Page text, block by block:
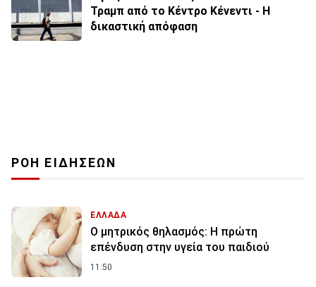
Τραμπ από το Κέντρο Κένεντι - Η
δικαστική απόφαση
ΡΟΗ ΕΙΔΗΣΕΩΝ
ΕΛΛΑΔΑ
Ο μητρικός θηλασμός: Η πρώτη
επένδυση στην υγεία του παιδιού
11:50